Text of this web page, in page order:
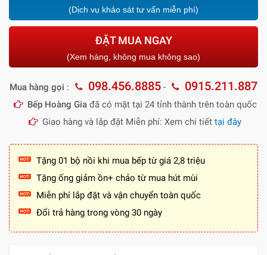
(Dịch vụ khảo sát tư vấn miễn phí)
ĐẶT MUA NGAY
(Xem hàng, không mua không sao)
Mua hàng gọi : 098.456.8885 - 0915.211.887
Bếp Hoàng Giađã có mặt tại 24 tỉnh thành trên toàn quốc
Giao hàng và lắp đặt Miễn phí: Xem chi tiết tại đây
Tặng 01 bộ nồi khi mua bếp từ giá 2,8 triệu
Tặng ống giảm ồn+ chảo từ mua hút mùi
Miễn phí lắp đặt và vận chuyển toàn quốc
Đổi trả hàng trong vòng 30 ngày